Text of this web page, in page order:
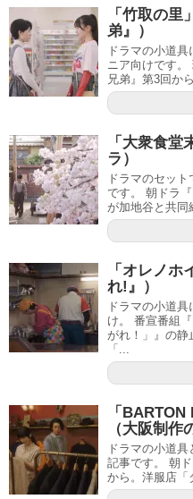
「竹取の
弟』）
ドラマの小道
ニア向けです。
兄弟』第3回か
「大衆食
ラ）
ドラマのセッ
です。 朝ドラ
が加地谷と共同
「オレノ
れ!』）
ドラマの小道
け。 番宣番組
がれ！」』の静
「...
「
（大阪制作
ドラマの小道
記事です。 朝
から。洋服店「